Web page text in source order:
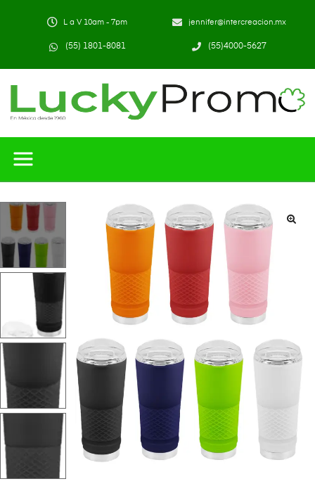
L a V 10am - 7pm jennifer@intercreacion.mx
(55) 1801-8081 (55)4000-5627